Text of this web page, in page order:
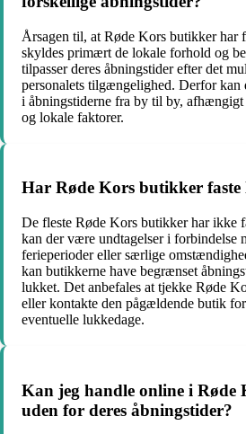
Årsagen til, at Røde Kors butikker har
skyldes primært de lokale forhold og
tilpasser deres åbningstider efter det
personalets tilgængelighed. Derfor kan
i åbningstiderne fra by til by, afhængigt
og lokale faktorer.
Har Røde Kors butikker faste
De fleste Røde Kors butikker har ikke
kan der være undtagelser i forbindelse
ferieperioder eller særlige
kan butikkerne have begrænset
lukket. Det anbefales at tjekke Røde
eller kontakte den pågældende butik
eventuelle lukkedage.
Kan jeg handle online i Røde
uden for deres åbningstider?